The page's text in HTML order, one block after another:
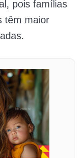
pois famílias
têm maior